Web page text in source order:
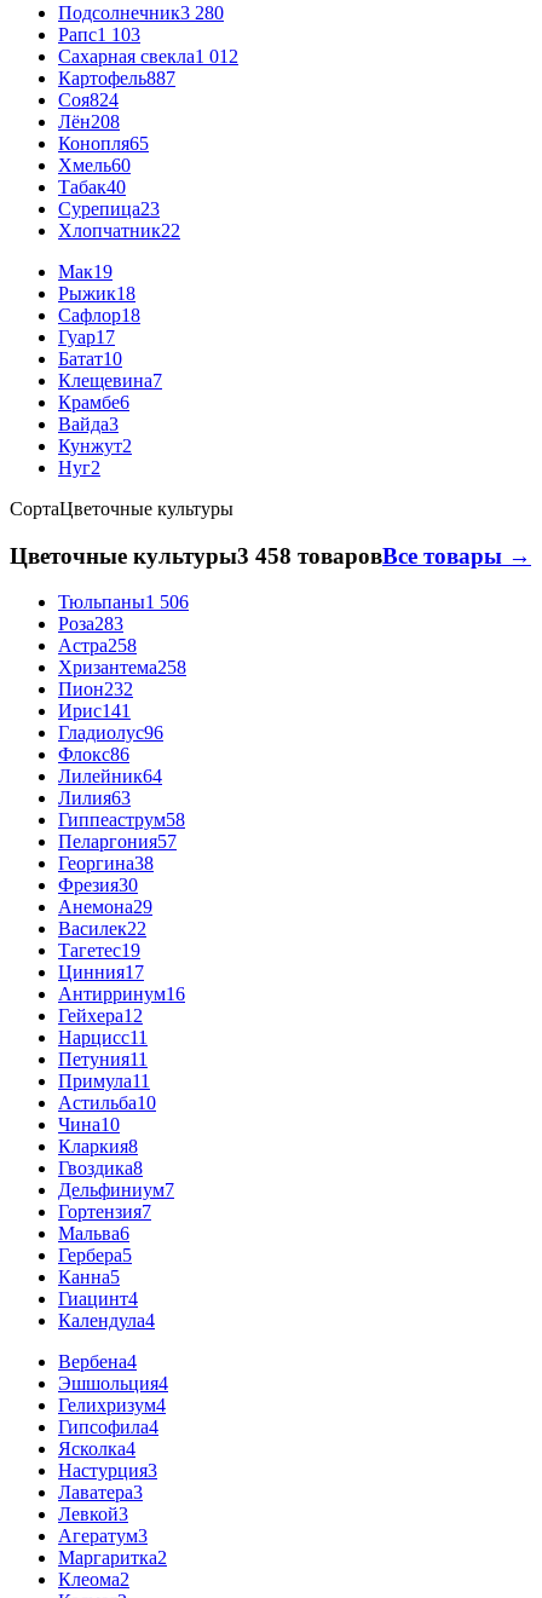
Подсолнечник3 280
Рапс1 103
Сахарная свекла1 012
Картофель887
Соя824
Лён208
Конопля65
Хмель60
Табак40
Сурепица23
Хлопчатник22
Мак19
Рыжик18
Сафлор18
Гуар17
Батат10
Клещевина7
Крамбе6
Вайда3
Кунжут2
Нуг2
СортаЦветочные культуры
Цветочные культуры3 458 товаровВсе товары →
Тюльпаны1 506
Роза283
Астра258
Хризантема258
Пион232
Ирис141
Гладиолус96
Флокс86
Лилейник64
Лилия63
Гиппеаструм58
Пеларгония57
Георгина38
Фрезия30
Анемона29
Василек22
Тагетес19
Цинния17
Антирринум16
Гейхера12
Нарцисс11
Петуния11
Примула11
Астильба10
Чина10
Кларкия8
Гвоздика8
Дельфиниум7
Гортензия7
Мальва6
Гербера5
Канна5
Гиацинт4
Календула4
Вербена4
Эшшольция4
Гелихризум4
Гипсофила4
Ясколка4
Настурция3
Лаватера3
Левкой3
Агератум3
Маргаритка2
Клеома2